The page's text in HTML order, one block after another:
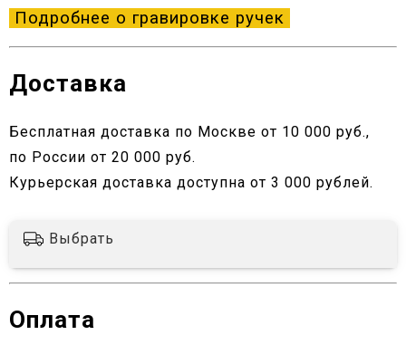
Подробнее о гравировке ручек
Доставка
Бесплатная доставка по Москве от 10 000 руб.,
по России от 20 000 руб.
Курьерская доставка доступна от 3 000 рублей.
Выбрать
Оплата